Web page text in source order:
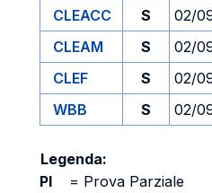
CLEACC
S 02/
CLEAM
S 02/
CLEF
S 02/
WBB
S 02/
Legenda:
PI
= Prova Parziale